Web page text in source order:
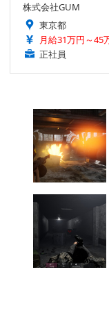
株式会社GUM
東京都
月給31万円～45
正社員